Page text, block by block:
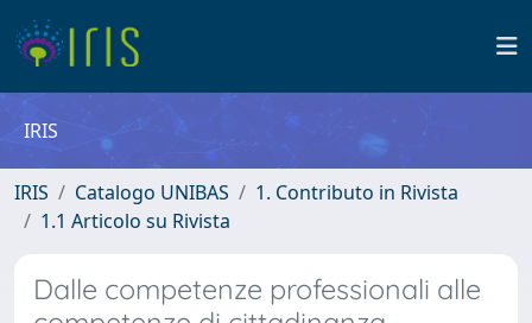
IRIS
IRIS Catalogo UNIBAS
1. Contributo in Rivista
1.1 Articolo su Rivista
Dalle competenze professionali alle